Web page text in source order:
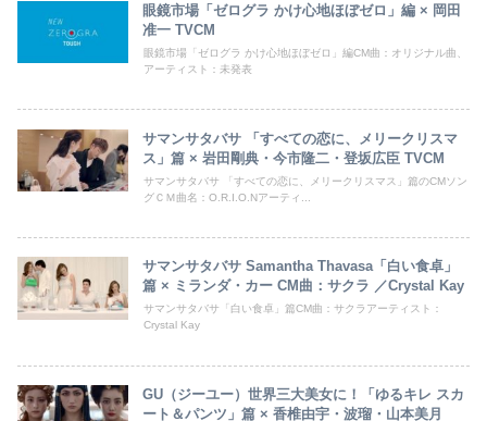
眼鏡市場「ゼログラ かけ心地ほぼゼロ」編 × 岡田
准一 TVCM
眼鏡市場「ゼログラ かけ心地ほぼゼロ」編CM曲：オリジナル曲、
アーティスト：未発表
サマンサタバサ 「すべての恋に、メリークリスマ
ス」篇 × 岩田剛典・今市隆二・登坂広臣 TVCM
サマンサタバサ 「すべての恋に、メリークリスマス」篇のCMソン
グＣＭ曲名：O.R.I.O.Nアーティ...
サマンサタバサ Samantha Thavasa「白い食卓」
篇 × ミランダ・カー CM曲：サクラ ／Crystal Kay
サマンサタバサ「白い食卓」篇CM曲：サクラアーティスト：
Crystal Kay
GU（ジーユー）世界三大美女に！「ゆるキレ スカ
ート＆パンツ」篇 × 香椎由宇・波瑠・山本美月